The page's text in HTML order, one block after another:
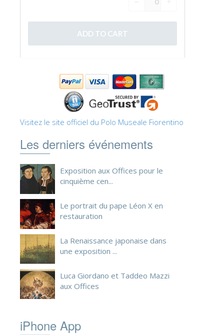
Visitez le site officiel du Polo Museale Fiorentino
Les derniers événements
Exposition aux Offices pour le
cinquième cen...
Le portrait du pape Léon X en
restauration
La Renaissance japonaise dans
une exposition ...
Luca Giordano et Taddeo Mazzi
aux Offices
iPhone App